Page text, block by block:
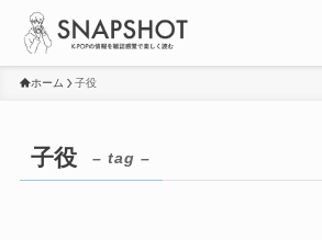
ホーム 子役
子役 – tag –